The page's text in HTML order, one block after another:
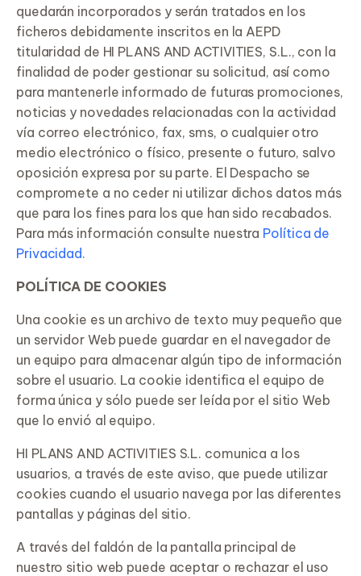
quedarán incorporados y serán tratados en los
ficheros debidamente inscritos en la AEPD
titularidad de HI PLANS AND ACTIVITIES, S.L., con la
finalidad de poder gestionar su solicitud, así como
para mantenerle informado de futuras promociones,
noticias y novedades relacionadas con la actividad
vía correo electrónico, fax, sms, o cualquier otro
medio electrónico o físico, presente o futuro, salvo
oposición expresa por su parte. El Despacho se
compromete a no ceder ni utilizar dichos datos más
que para los fines para los que han sido recabados.
Para más información consulte nuestra Política de
Privacidad.
POLÍTICA DE COOKIES
Una cookie es un archivo de texto muy pequeño que
un servidor Web puede guardar en el navegador de
un equipo para almacenar algún tipo de información
sobre el usuario. La cookie identifica el equipo de
forma única y sólo puede ser leída por el sitio Web
que lo envió al equipo.
HI PLANS AND ACTIVITIES S.L. comunica a los
usuarios, a través de este aviso, que puede utilizar
cookies cuando el usuario navega por las diferentes
pantallas y páginas del sitio.
A través del faldón de la pantalla principal de
nuestro sitio web puede aceptar o rechazar el uso